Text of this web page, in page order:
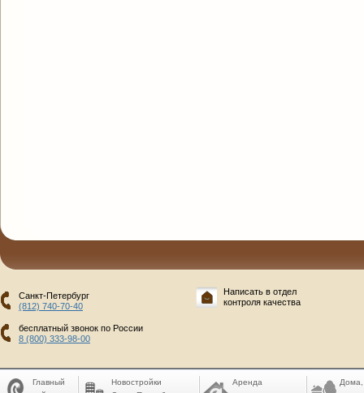
Санкт-Петербург
(812) 740-70-40
бесплатный звонок по России
8 (800) 333-98-00
Написать в отдел
контроля качества
Главный
Новостройки
Аренда
Дома,